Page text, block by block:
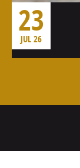
23
JUL 26